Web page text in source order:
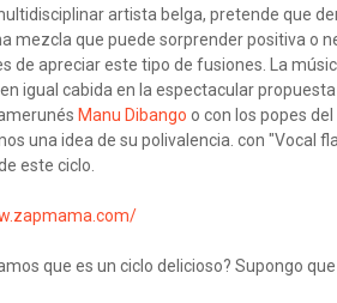
artista belga, pretende que
mezcla que puede sorprender positiva o
de apreciar este tipo de fusiones. La
igual cabida en la espectacular
Manu Dibango o con los popes del
una idea de su polivalencia. con "Vocal
este ciclo.
que es un ciclo delicioso? Supongo que